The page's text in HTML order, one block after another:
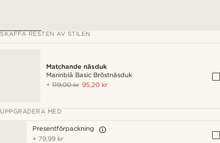
SKAFFA RESTEN AV STILEN
Matchande näsduk
Marinblå Basic Bröstnäsduk
+119,00 kr 95,20 kr
UPPGRADERA MED
Presentförpackning
+ 79,99 kr